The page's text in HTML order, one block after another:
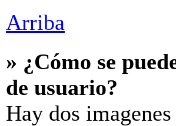
Arriba
» ¿Cómo se
de usuario?
Hay dos